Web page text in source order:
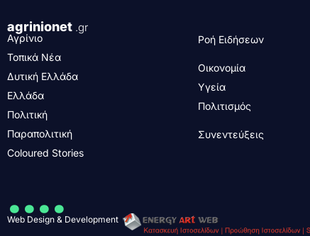
agrinionet .gr
Αγρίνιο
Τοπικά Νέα
Δυτική Ελλάδα
Ελλάδα
Πολιτική
Παραπολιτική
Coloured Stories
Ροή Ειδήσεων
Οικονομία
Υγεία
Πολιτισμός
Συνεντεύξεις
....
Web Design & Development